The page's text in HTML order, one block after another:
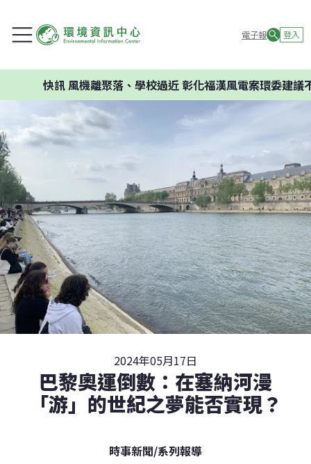
電子報 登入
風機離聚落、學校過近 彰化福漢風電案環委建議不應開發
2024年05月17日
巴黎奧運倒數：在塞納河漫
「游」的世紀之夢能否實現？
時事新聞/系列報導